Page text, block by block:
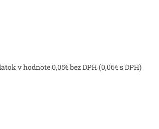
v hodnote 0,05€ bez DPH (0,06€ s DPH)